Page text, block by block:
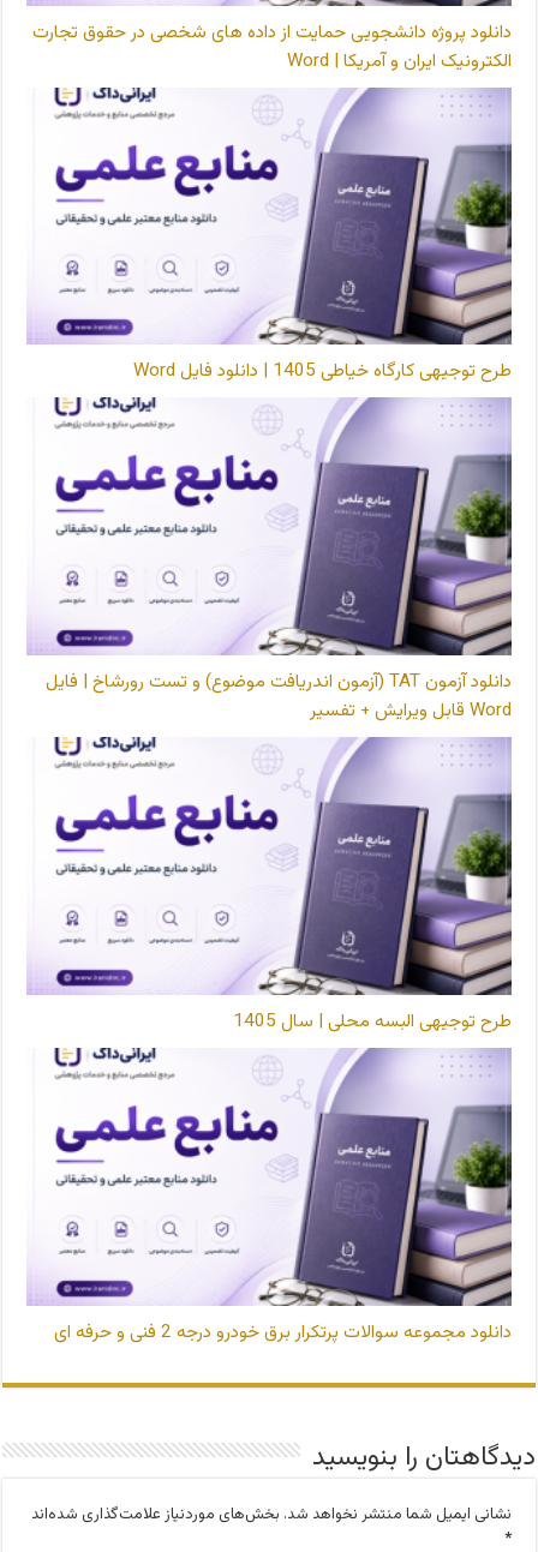
دانلود پروژه دانشجویی حمایت از داده های شخصی در حقوق تجارت
الکترونیک ایران و آمریکا | Word
طرح توجیهی کارگاه خیاطی 1405 | دانلود فایل Word
دانلود آزمون TAT (آزمون اندریافت موضوع) و تست رورشاخ | فایل
Word قابل ویرایش + تفسیر
طرح توجیهی البسه محلی | سال 1405
دانلود مجموعه سوالات پرتکرار برق خودرو درجه 2 فنی و حرفه ای
دیدگاهتان را بنویسید
نشانی ایمیل شما منتشر نخواهد شد. بخش‌های موردنیاز علامت‌گذاری شده‌اند
*